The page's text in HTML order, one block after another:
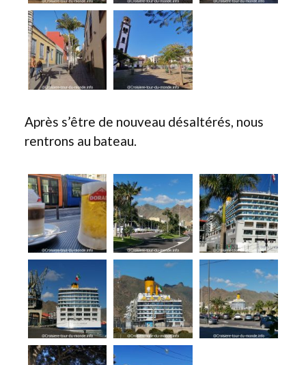
Après s’être de nouveau désaltérés, nous
rentrons au bateau.